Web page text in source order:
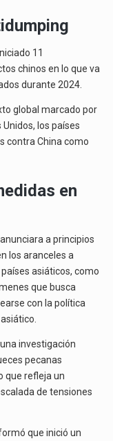
11
chinos en lo que va
durante 2024.
global marcado por
los países
contra China como
en
a principios
los aranceles a
asiáticos, como
que busca
con la política
investigación
pecanas
que refleja un
de tensiones
que inició un